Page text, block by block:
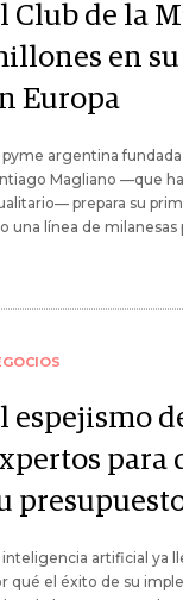
Club de la
en
Europa
pyme argentina
Magliano —que
prepara su
una línea de
espejismo
para
inteligencia artificial ya
qué el éxito de su